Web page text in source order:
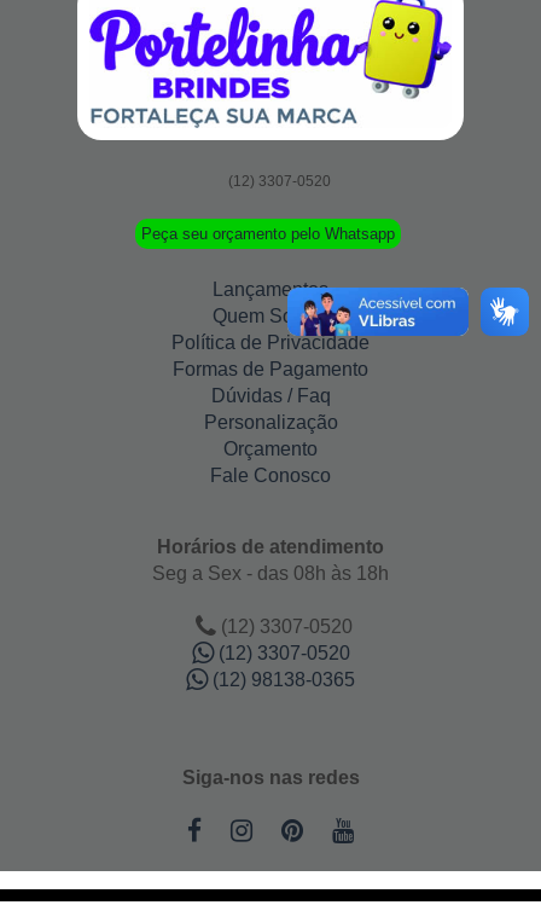
(12) 3307-0520
Peça seu orçamento pelo Whatsapp
Lançamentos
Quem Somos
Política de Privacidade
Formas de Pagamento
Dúvidas / Faq
Personalização
Orçamento
Fale Conosco
Horários de atendimento
Seg a Sex - das 08h às 18h
(12) 3307-0520
(12) 3307-0520
(12) 98138-0365
Siga-nos nas redes